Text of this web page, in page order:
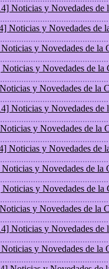
Noticias y Novedades de
Noticias y Novedades de
y Novedades de la
y Novedades de la
y Novedades de la
Noticias y Novedades de
y Novedades de la
Noticias y Novedades de
y Novedades de la
y Novedades de la
y Novedades de la
Noticias y Novedades de
y Novedades de la